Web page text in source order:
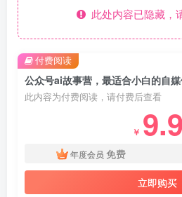
此处内容已隐藏，
公众号ai故事营，最适合小白的自
此内容为付费阅读，请付费后查看
￥ 9.9
年度会员 免费
立即购买
付费阅读